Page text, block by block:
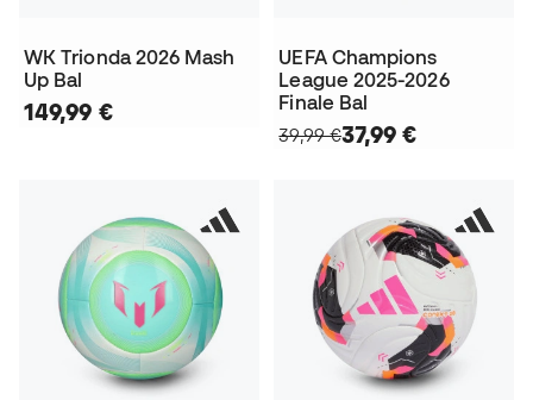
WK Trionda 2026 Mash
Up Bal
149,99 €
UEFA Champions
League 2025-2026
Finale Bal
39,99 €37,99 €